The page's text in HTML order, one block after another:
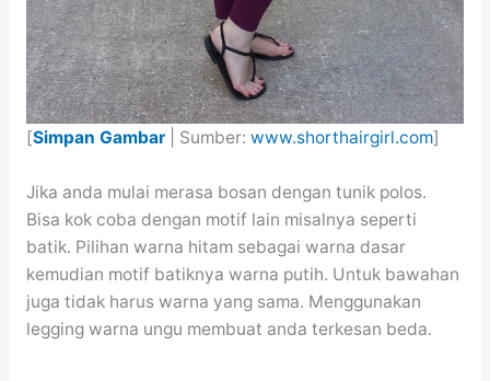
[Simpan Gambar| Sumber: www.shorthairgirl.com]
Jika anda mulai merasa bosan dengan tunik polos.
Bisa kok coba dengan motif lain misalnya seperti
batik. Pilihan warna hitam sebagai warna dasar
kemudian motif batiknya warna putih. Untuk bawahan
juga tidak harus warna yang sama. Menggunakan
legging warna ungu membuat anda terkesan beda.